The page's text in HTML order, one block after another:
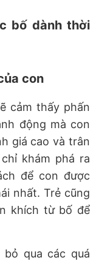
bố dành thời
con
cảm thấy phấn
động mà con
giá cao và trân
khám phá ra
để con được
nhất. Trẻ cũng
khích từ bố để
qua các quá